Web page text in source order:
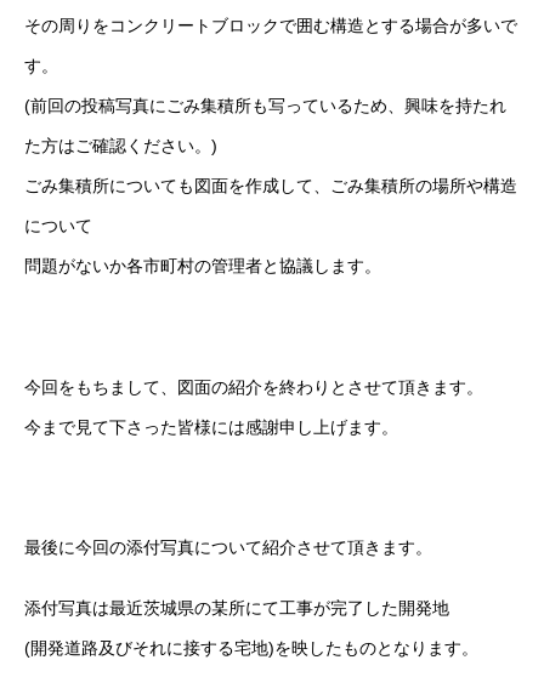
その周りをコンクリートブロックで囲む構造とする場合が多いで
す。
(前回の投稿写真にごみ集積所も写っているため、興味を持たれ
た方はご確認ください。)
ごみ集積所についても図面を作成して、ごみ集積所の場所や構造
について
問題がないか各市町村の管理者と協議します。
今回をもちまして、図面の紹介を終わりとさせて頂きます。
今まで見て下さった皆様には感謝申し上げます。
最後に今回の添付写真について紹介させて頂きます。
添付写真は最近茨城県の某所にて工事が完了した開発地
(開発道路及びそれに接する宅地)を映したものとなります。